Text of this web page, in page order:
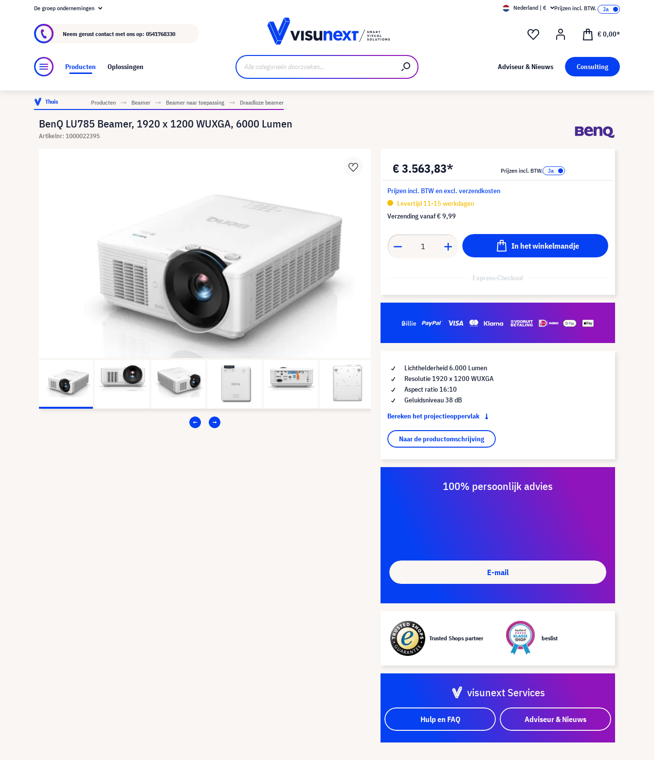
Over visunext.nl
De groep ondernemingen Nederland | € Prijzen incl. BTW.
Neem gerust contact met ons op: 0541768330 € 0,00*
Producten Oplossingen Adviseur & Nieuws Consulting
Thuis Producten Beamer Beamer naar toepassing Draadloze beamer
BenQ LU785 Beamer, 1920 x 1200 WUXGA, 6000 Lumen
Artikelnr: 1000022395
€ 3.563,83* Prijzen incl. BTW.
Prijzen incl. BTW en excl. verzendkosten
Levertijd 11-15 werkdagen
Verzending vanaf€ 9,99
In het winkelmandje
Express-Checkout
Lichthelderheid 6.000 Lumen
Resolutie 1920 x 1200 WUXGA
Aspect ratio 16:10
Geluidsniveau 38 dB
Bereken het projectieoppervlak
Naar de productomschrijving
100% persoonlijk advies
E-mail
Trusted Shops partner beslist
visunext Services
Hulp en FAQ Adviseur & Nieuws